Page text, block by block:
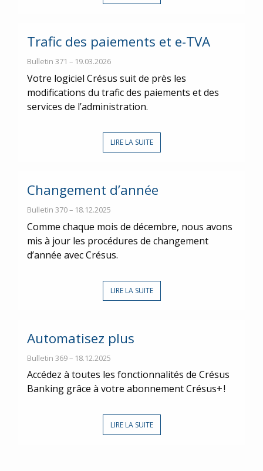
Trafic des paiements et e-TVA
Bulletin 371 – 19.03.2026
Votre logiciel Crésus suit de près les
modifications du trafic des paiements et des
services de l’administration.
LIRE LA SUITE
Changement d’année
Bulletin 370 – 18.12.2025
Comme chaque mois de décembre, nous avons
mis à jour les procédures de changement
d’année avec Crésus.
LIRE LA SUITE
Automatisez plus
Bulletin 369 – 18.12.2025
Accédez à toutes les fonctionnalités de Crésus
Banking grâce à votre abonnement Crésus+ !
LIRE LA SUITE